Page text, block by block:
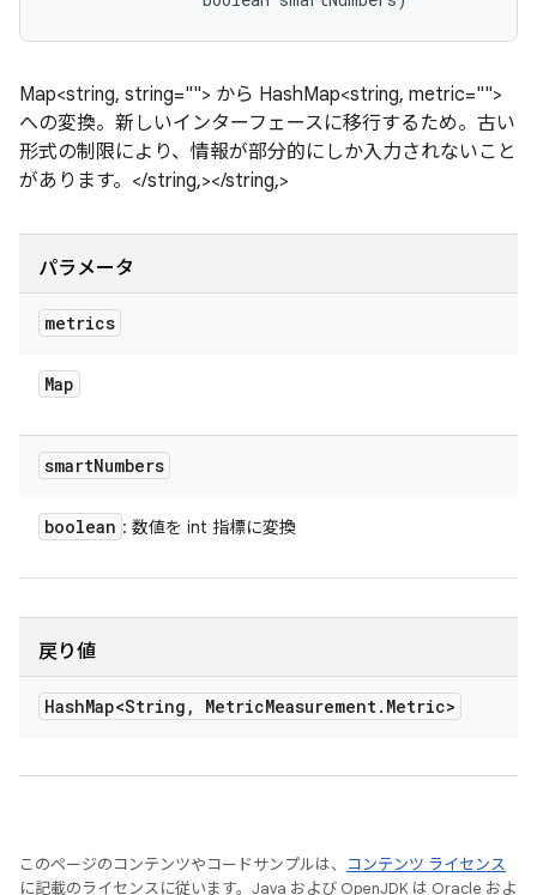
Map<string, string=""> から HashMap<string, metric="">
への変換。新しいインターフェースに移行するため。古い
形式の制限により、情報が部分的にしか入力されないこと
があります。</string,></string,>
パラメータ
metrics
Map
smartNumbers
boolean : 数値を int 指標に変換
戻り値
HashMap<String , MetricMeasurement. Metric>
このページのコンテンツやコードサンプルは、
コンテンツ ライセンス
に記載のライセンスに従います。Java および OpenJDK は Oracle およ